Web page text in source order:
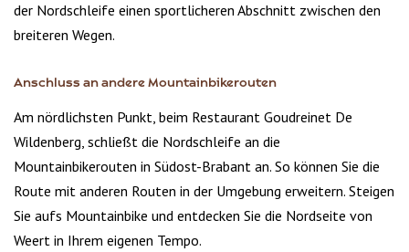
der Nordschleife einen sportlicheren Abschnitt zwischen den
breiteren Wegen.
Anschluss an andere Mountainbikerouten
Am nördlichsten Punkt, beim Restaurant Goudreinet De
Wildenberg, schließt die Nordschleife an die
Mountainbikerouten in Südost-Brabant an. So können Sie die
Route mit anderen Routen in der Umgebung erweitern. Steigen
Sie aufs Mountainbike und entdecken Sie die Nordseite von
Weert in Ihrem eigenen Tempo.